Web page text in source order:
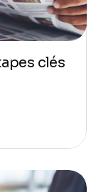
clés